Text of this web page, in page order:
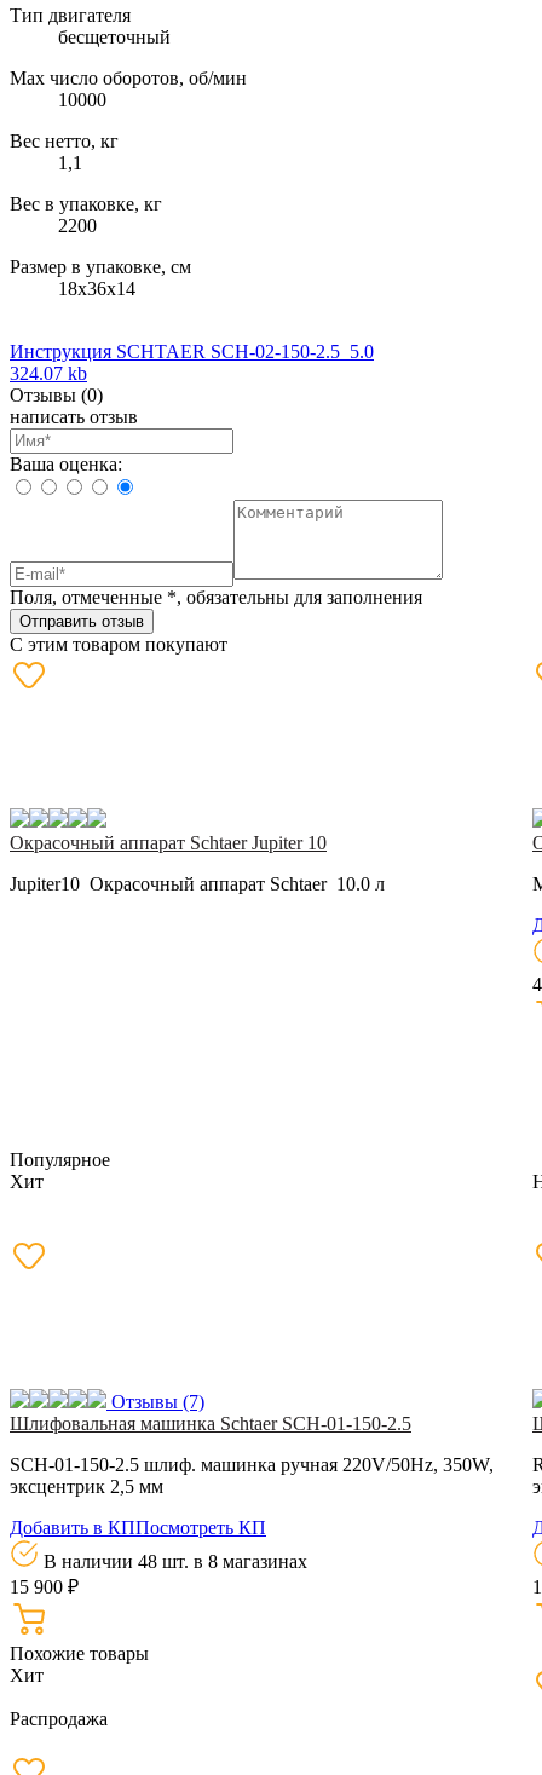
Тип двигателя
бесщеточный
Max число оборотов, об/мин
10000
Вес нетто, кг
1,1
Вес в упаковке, кг
2200
Размер в упаковке, см
18х36х14
Инструкция SCHTAER SCH-02-150-2.5_5.0
324.07 kb
Отзывы (0)
написать отзыв
Ваша оценка:
Поля, отмеченные *, обязательны для заполнения
Отправить отзыв
С этим товаром покупают
Окрасочный аппарат Schtaer Jupiter 10
Jupiter10 Окрасочный аппарат Schtaer 10.0 л
Популярное
Хит
Отзывы (7)
Шлифовальная машинка Schtaer SCH-01-150-2.5
SCH-01-150-2.5 шлиф. машинка ручная 220V/50Hz, 350W,
эксцентрик 2,5 мм
Добавить в КППосмотреть КП
В наличии 48 шт. в 8 магазинах
15 900 ₽
Похожие товары
Хит
Распродажа